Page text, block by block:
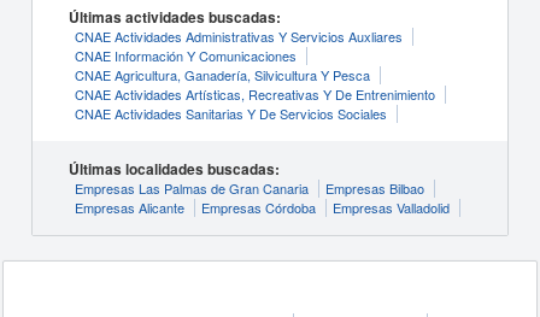
Últimas actividades buscadas:
CNAE Actividades Administrativas Y Servicios Auxliares
CNAE Información Y Comunicaciones
CNAE Agricultura, Ganadería, Silvicultura Y Pesca
CNAE Actividades Artísticas, Recreativas Y De Entrenimiento
CNAE Actividades Sanitarias Y De Servicios Sociales
Últimas localidades buscadas:
Empresas Las Palmas de Gran Canaria
Empresas Bilbao
Empresas Alicante
Empresas Córdoba Empresas Valladolid